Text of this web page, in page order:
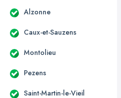
Alzonne
Caux-et-Sauzens
Montolieu
Pezens
Saint-Martin-le-Vieil